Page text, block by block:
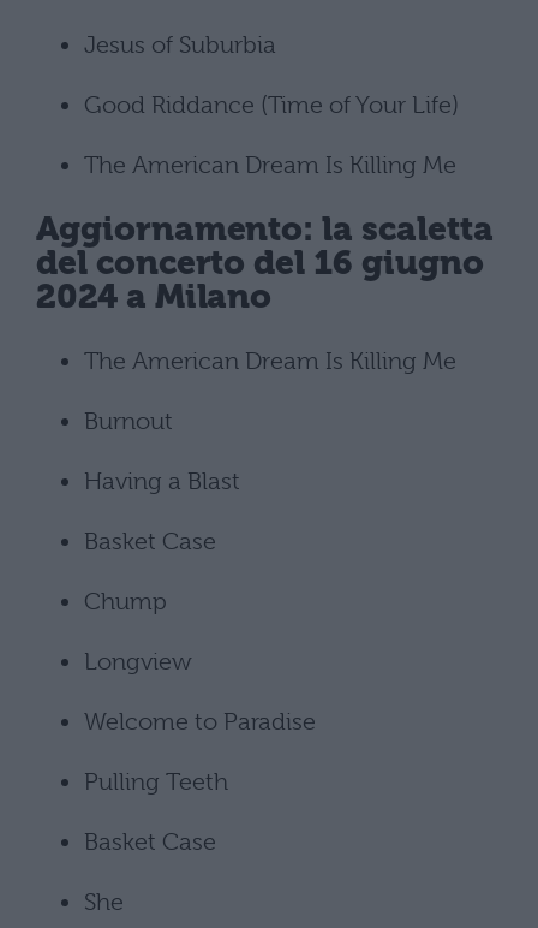
Jesus of Suburbia
Good Riddance (Time of Your Life)
The American Dream Is Killing Me
Aggiornamento: la scaletta
del concerto del 16 giugno
2024 a Milano
The American Dream Is Killing Me
Burnout
Having a Blast
Basket Case
Chump
Longview
Welcome to Paradise
Pulling Teeth
Basket Case
She